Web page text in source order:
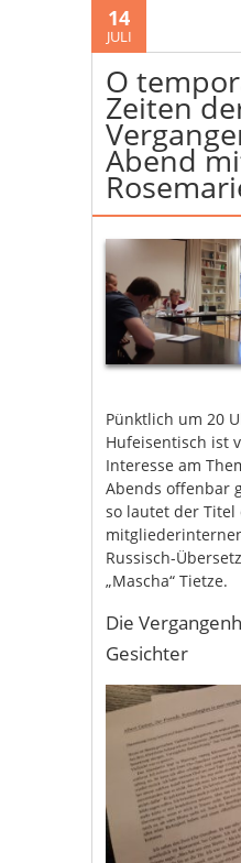
14
JULI
O
Zeiten
Abend
Pünktlich um 20
Hufeisentisch ist
Interesse am
Abends offenbar
so lautet der Titel
Russisch-
„Mascha“ Tietze.
Die
Gesichter